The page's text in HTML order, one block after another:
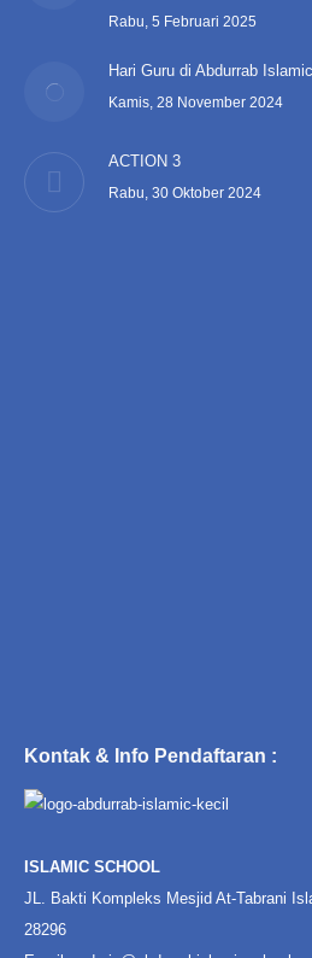
Rabu, 5 Februari 2025
Hari Guru di Abdurrab
Kamis, 28 November 2024
ACTION 3
Rabu, 30 Oktober 2024
Kontak & Info Pendaftaran :
ISLAMIC SCHOOL
JL. Bakti Kompleks Mesjid At-Tabrani
28296